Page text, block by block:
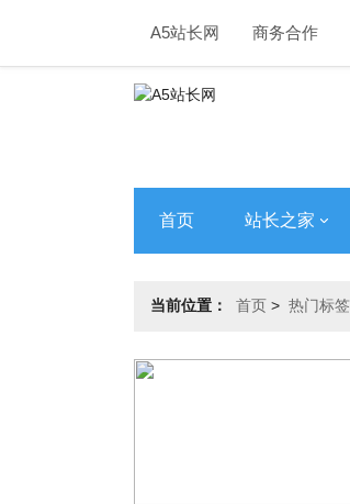
A5站长网 商务合作
首页 站长之家
当前位置： 首页 > 热门标签